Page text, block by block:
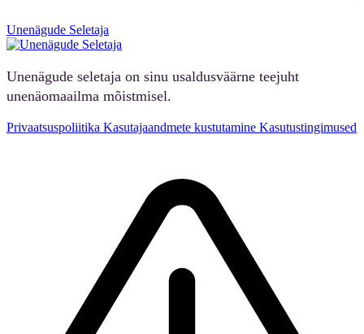
Unenägude Seletaja
Unenägude seletaja on sinu usaldusväärne teejuht
unenäomaailma mõistmisel.
Privaatsuspoliitika Kasutajaandmete kustutamine Kasutustingimused